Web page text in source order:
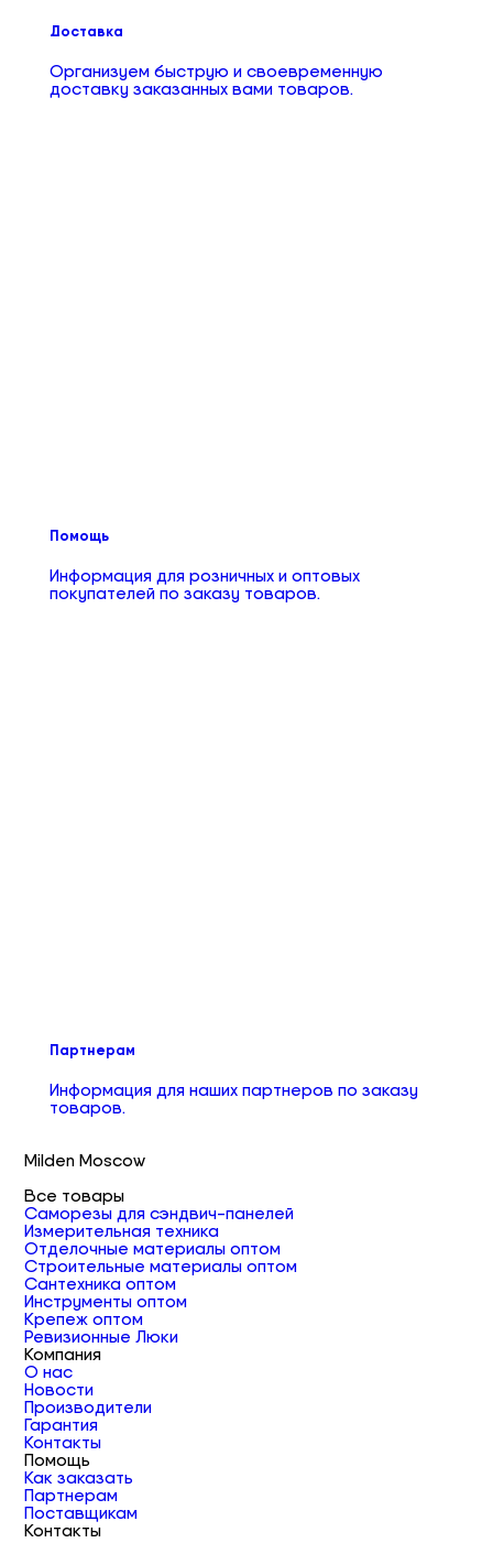
Доставка
Организуем быструю и своевременную
доставку заказанных вами товаров.
Помощь
Информация для розничных и оптовых
покупателей по заказу товаров.
Партнерам
Информация для наших партнеров по заказу
товаров.
Milden Moscow
Все товары
Саморезы для сэндвич-панелей
Измерительная техника
Отделочные материалы оптом
Строительные материалы оптом
Сантехника оптом
Инструменты оптом
Крепеж оптом
Ревизионные Люки
Компания
О нас
Новости
Производители
Гарантия
Контакты
Помощь
Как заказать
Партнерам
Поставщикам
Контакты